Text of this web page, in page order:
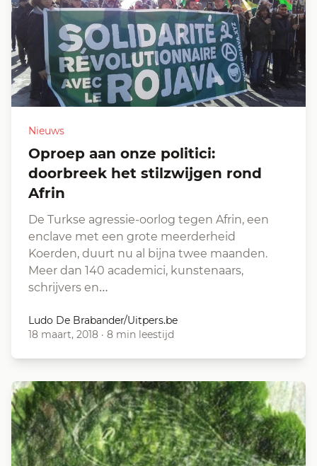
Nieuws
Oproep aan onze politici:
doorbreek het stilzwijgen rond
Afrin
De Turkse agressie-oorlog tegen Afrin, een
enclave met een grote meerderheid
Koerden, duurt nu al bijna twee maanden.
Meer dan 140 academici, kunstenaars,
schrijvers en…
Ludo De Brabander/Uitpers.be
18 maart, 2018 · 8 min leestijd